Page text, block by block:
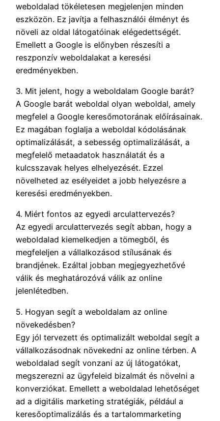
weboldalad tökéletesen megjelenjen minden
eszközön. Ez javítja a felhasználói élményt és
növeli az oldal látogatóinak elégedettségét.
Emellett a Google is előnyben részesíti a
reszponzív weboldalakat a keresési
eredményekben.
3. Mit jelent, hogy a weboldalam Google barát?
A Google barát weboldal olyan weboldal, amely
megfelel a Google keresőmotorának előírásainak.
Ez magában foglalja a weboldal kódolásának
optimalizálását, a sebesség optimalizálását, a
megfelelő metaadatok használatát és a
kulcsszavak helyes elhelyezését. Ezzel
növelheted az esélyeidet a jobb helyezésre a
keresési eredményekben.
4. Miért fontos az egyedi arculattervezés?
Az egyedi arculattervezés segít abban, hogy a
weboldalad kiemelkedjen a tömegből, és
megfeleljen a vállalkozásod stílusának és
brandjének. Ezáltal jobban megjegyezhetővé
válik és meghatározóvá válik az online
jelenlétedben.
5. Hogyan segít a weboldalam az online
növekedésben?
Egy jól tervezett és optimalizált weboldal segít a
vállalkozásodnak növekedni az online térben. A
weboldalad segít vonzani az új látogatókat,
megszerezni az ügyfeleid bizalmát és növelni a
konverziókat. Emellett a weboldalad lehetőséget
ad a digitális marketing stratégiák, például a
keresőoptimalizálás és a tartalommarketing